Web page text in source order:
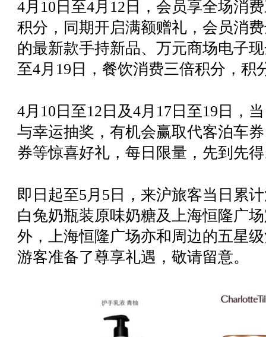
4月10日至4月12日，会员享全场消
积分，同期开启满额赠礼，会员消
的最新款手持新品、万元商场电子
至4月19日，餐饮消费三倍积分，积
4月10日至12日及4月17日至19日，
与幸运抽奖，有机会赢取代客泊车
券等惊喜好礼，每日限量，先到先
即日起至5月5日，来沪旅客当日累
白兔奶瓶装原味奶糖及上海恒隆广
外，上海恒隆广场亦和周边的五星
游客准备了尊享礼遇，敬请留意。